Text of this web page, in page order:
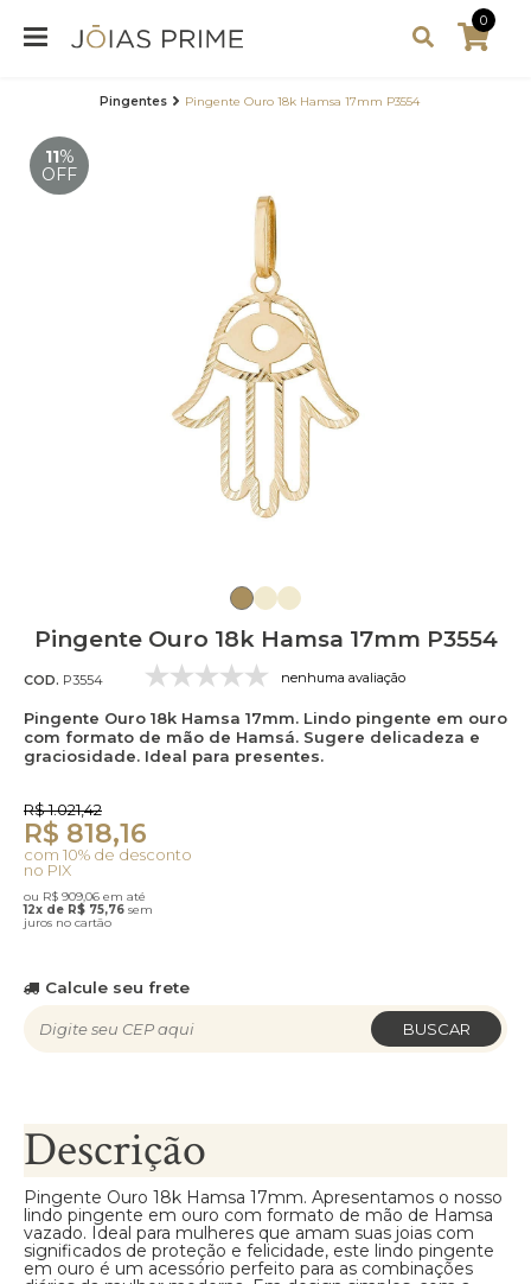
0
Pingentes Pingente Ouro 18k Hamsa 17mm P3554
11%
OFF
Pingente Ouro 18k Hamsa 17mm P3554
COD. P3554 nenhuma avaliação
Pingente Ouro 18k Hamsa 17mm. Lindo pingente em ouro
com formato de mão de Hamsá. Sugere delicadeza e
graciosidade. Ideal para presentes.
R$ 1.021,42
R$ 818,16
com 10% de desconto
no PIX
ou R$ 909,06 em até
12x de R$ 75,76 sem
juros no cartão
Calcule seu frete
BUSCAR
Descrição
Pingente Ouro 18k Hamsa 17mm. Apresentamos o nosso
lindo pingente em ouro com formato de mão de Hamsa
vazado. Ideal para mulheres que amam suas joias com
significados de proteção e felicidade, este lindo pingente
em ouro é um acessório perfeito para as combinações